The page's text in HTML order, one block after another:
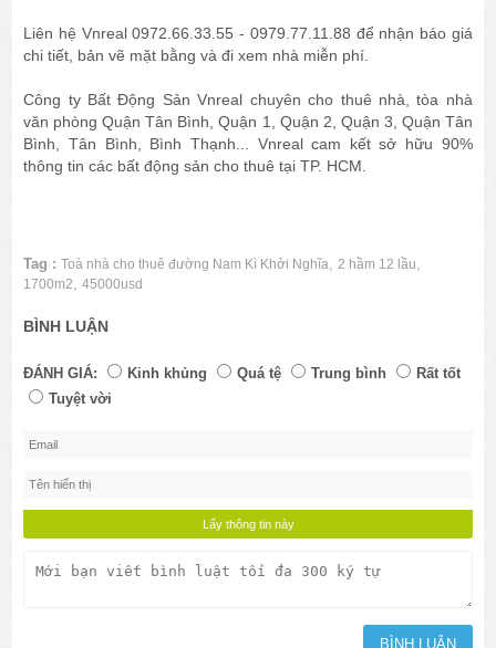
Liên hệ Vnreal 0972.66.33.55 - 0979.77.11.88 để nhận báo giá
chi tiết, bản vẽ mặt bằng và đi xem nhà miễn phí.
Công ty Bất Động Sản Vnreal chuyên cho thuê nhà, tòa nhà
văn phòng Quận Tân Bình, Quận 1, Quận 2, Quận 3, Quận Tân
Bình, Tân Bình, Bình Thạnh... Vnreal cam kết sở hữu 90%
thông tin các bất động sản cho thuê tại TP. HCM.
Tag : Toà nhà cho thuê đường Nam Kì Khởi Nghĩa,2 hầm 12 lầu,
1700m2,45000usd
BÌNH LUẬN
ĐÁNH GIÁ: Kinh khủng Quá tệ Trung bình
Rất tốt
Tuyệt vời